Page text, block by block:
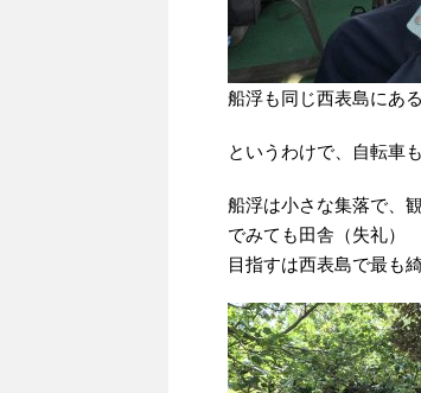
船浮も同じ西表島にあ
というわけで、自転車
船浮は小さな集落で、
でみても田舎（失礼）
目指すは西表島で最も